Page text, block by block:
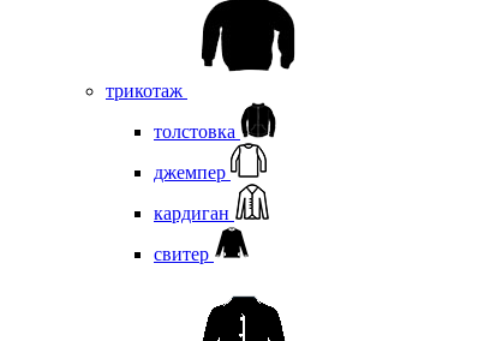
трикотаж
толстовка
джемпер
кардиган
свитер